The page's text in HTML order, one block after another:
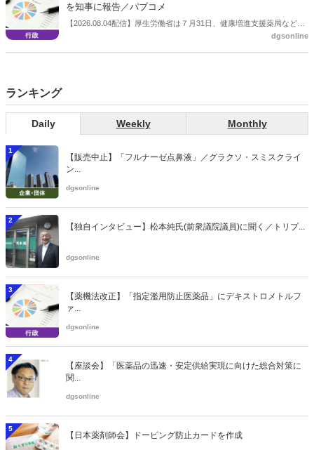
を知事に報告／パブコメ
【2026.08.04配信】厚生労働省は７月31日、健康増進支援薬局などに
関する省令案を示し、パブコメを開始した。受診勧奨を行った後に、
dgsonline
ランキング
Daily Weekly Monthly
1
【販売中止】「フルナーゼ点鼻液」／グラクソ・スミスクライ
ン...
dgsonline
2
【独自インタビュー】松本純氏(前衆議院議員)に聞く／トリプ...
dgsonline
3
【薬機法改正】「指定濫用防止医薬品」にデキストロメトルフ
ァ...
dgsonline
4
【座談会】「医薬品の迅速・安定供給実現に向けた総合対策に
関...
dgsonline
5
【日本薬剤師会】ドーピング防止カードを作成